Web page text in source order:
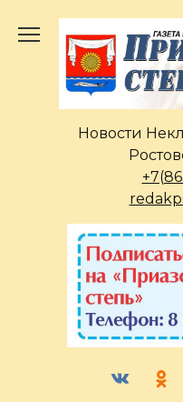
содержанию
Новости